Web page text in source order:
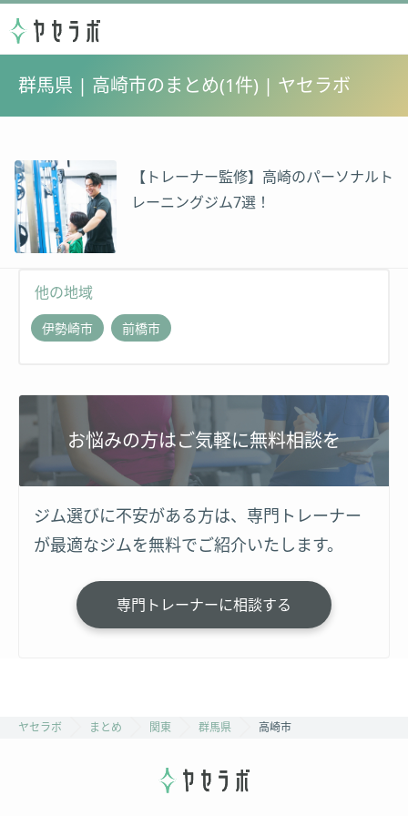
群馬県 | 高崎市のまとめ(1件) | ヤセラボ
【トレーナー監修】高崎のパーソナルト
レーニングジム7選！
他の地域
伊勢崎市 前橋市
お悩みの方はご気軽に無料相談を
ジム選びに不安がある方は、専門トレーナー
が最適なジムを無料でご紹介いたします。
専門トレーナーに相談する
ヤセラボ まとめ 関東 群馬県 高崎市